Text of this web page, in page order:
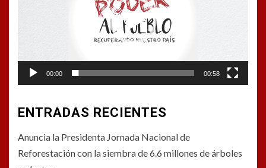
00:00 00:58
ENTRADAS RECIENTES
Anuncia la Presidenta Jornada Nacional de
Reforestación con la siembra de 6.6 millones de árboles